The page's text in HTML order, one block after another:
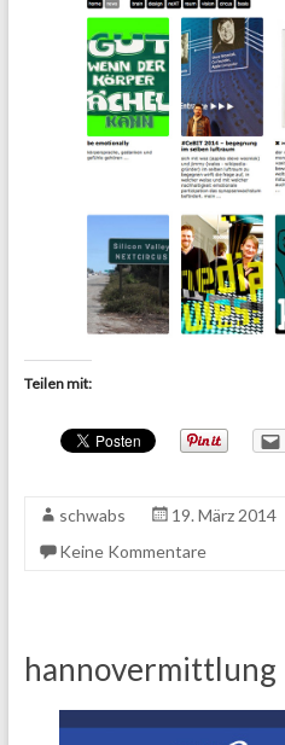
Teilen mit:
schwabs 19. März 2014
Keine Kommentare
hannovermittlung